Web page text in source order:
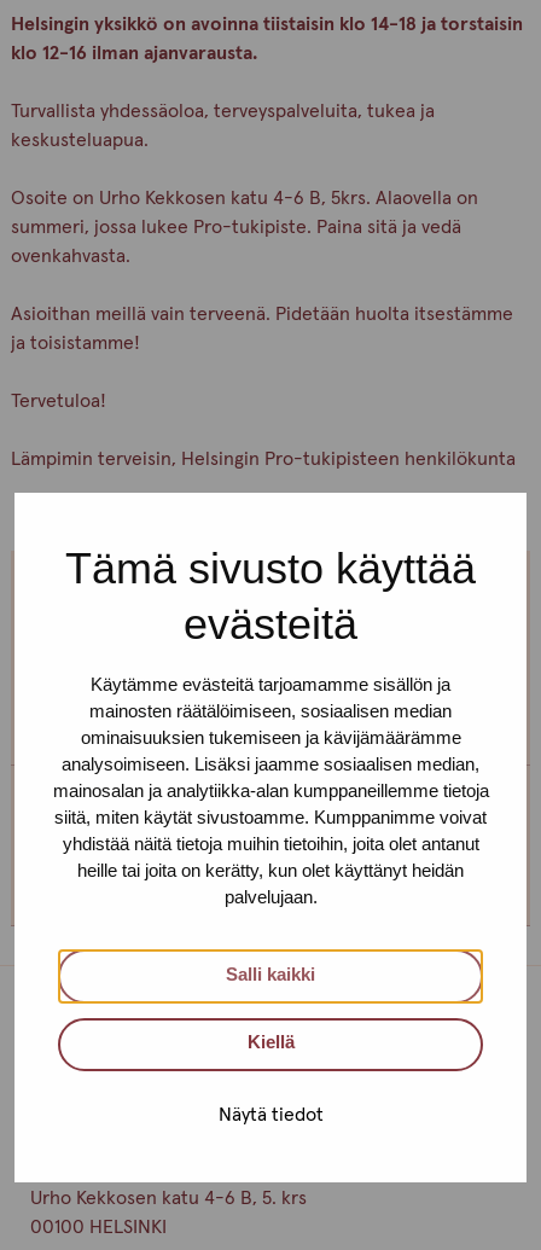
Tämä sivusto käyttää
evästeitä
Käytämme evästeitä tarjoamamme sisällön ja
mainosten räätälöimiseen, sosiaalisen median
ominaisuuksien tukemiseen ja kävijämäärämme
analysoimiseen. Lisäksi jaamme sosiaalisen median,
mainosalan ja analytiikka-alan kumppaneillemme tietoja
siitä, miten käytät sivustoamme. Kumppanimme voivat
yhdistää näitä tietoja muihin tietoihin, joita olet antanut
heille tai joita on kerätty, kun olet käyttänyt heidän
palvelujaan.
Salli kaikki
Kiellä
Näytä tiedot
Helsingin yksikkö on avoinna tiistaisin klo 14-18 ja torstaisin
klo 12-16 ilman ajanvarausta.
Turvallista yhdessäoloa, terveyspalveluita, tukea ja
keskusteluapua.
Osoite on Urho Kekkosen katu 4-6 B, 5krs. Alaovella on
summeri, jossa lukee Pro-tukipiste. Paina sitä ja vedä
ovenkahvasta.
Asioithan meillä vain terveenä. Pidetään huolta itsestämme
ja toisistamme!
Tervetuloa!
Lämpimin terveisin, Helsingin Pro-tukipisteen henkilökunta
Jos et pääse paikalle, mutta haluaisit
tavata, niin ota yhteyttä!
Voimme sopia sinulle sopivan ajan ja paikan!
Helsingin toimipiste
+358 (0)40 650 3705
Toimipisteet
Urho Kekkosen katu 4-6 B, 5. krs
00100 HELSINKI